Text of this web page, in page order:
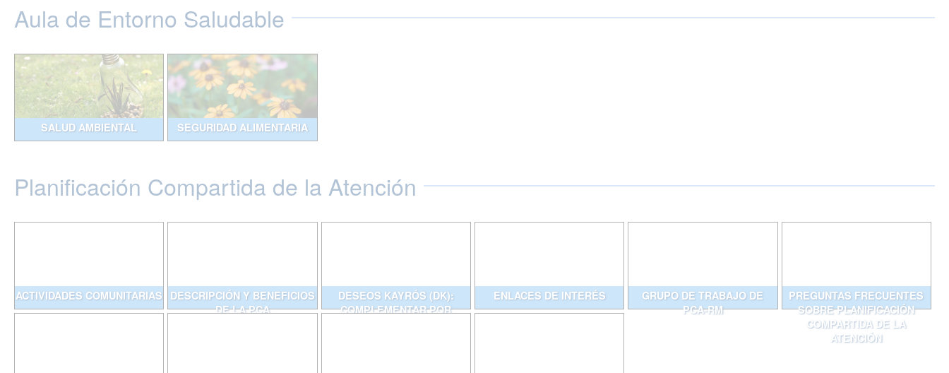
Aula de Entorno Saludable
SALUD AMBIENTAL SEGURIDAD ALIMENTARIA
Planificación Compartida de la Atención
ACTIVIDADES COMUNITARIAS DESCRIPCIÓN Y BENEFICIOS
DE LA PCA
DESEOS KAYRÓS (DK):
COMPLEMENTAR POR
ENLACES DE INTERÉS
GRUPO DE TRABAJO DE
PCA-RM
PREGUNTAS FRECUENTES
SOBRE PLANIFICACIÓN
COMPARTIDA DE LA
ATENCIÓN